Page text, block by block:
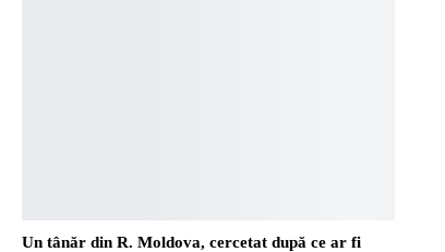
Un tânăr din R. Moldova, cercetat după ce ar fi